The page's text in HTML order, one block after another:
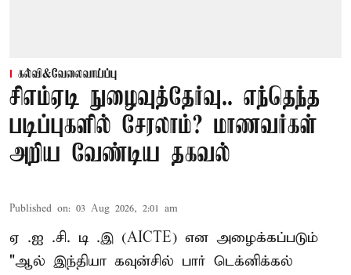
கல்வி&வேலைவாய்ப்பு
சிஎம்ஏடி நுழைவுத்தேர்வு.. எந்தெந்த
படிப்புகளில் சேரலாம்? மாணவர்கள்
அறிய வேண்டிய தகவல்
Published on: 03 Aug 2026, 2:01 am
ஏ .ஐ .சி. டி .இ (AICTE) என அழைக்கப்படும்
"ஆல் இந்தியா கவுன்சில் பார் டெக்னிக்கல்